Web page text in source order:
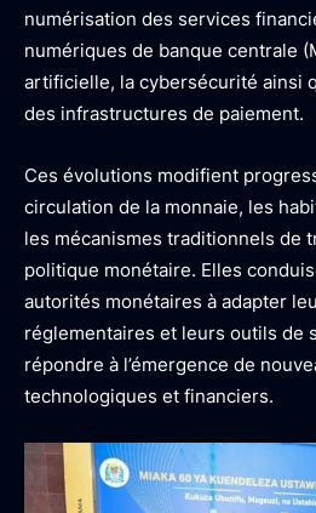
numérisation des services
numériques de banque centrale
artificielle, la cybersécurité ainsi
des infrastructures de paiement.
Ces évolutions modifient
circulation de la monnaie, les
les mécanismes traditionnels de
politique monétaire. Elles
autorités monétaires à adapter
réglementaires et leurs outils de
répondre à l’émergence de
technologiques et financiers.